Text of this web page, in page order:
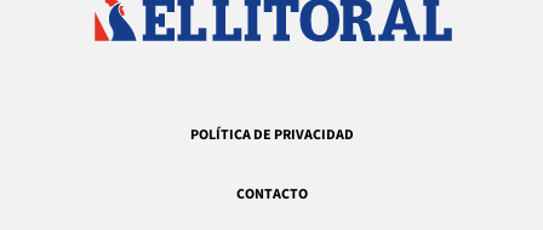
POLÍTICA DE PRIVACIDAD
CONTACTO